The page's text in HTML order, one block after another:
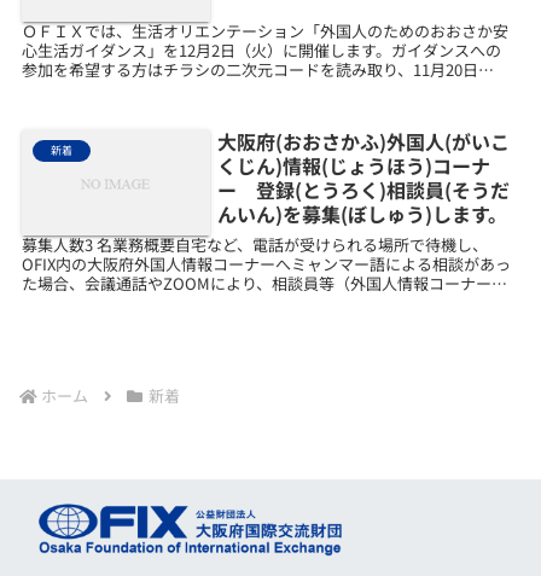
ＯＦＩＸでは、生活オリエンテーション「外国人のためのおおさか安
心生活ガイダンス」を12月2日（火）に開催します。ガイダンスへの
参加を希望する方はチラシの二次元コードを読み取り、11月20日
新着
大阪府(おおさかふ)外国人(がいこ
くじん)情報(じょうほう)コーナ
ー 登録(とうろく)相談員(そうだ
んいん)を募集(ぼしゅう)します。
募集人数3 名業務概要自宅など、電話が受けられる場所で待機し、
OFIX内の大阪府外国人情報コーナーへミャンマー語による相談があっ
た場合、会議通話やZOOMにより、相談員等（外国人情報コーナーに
ホーム 新着